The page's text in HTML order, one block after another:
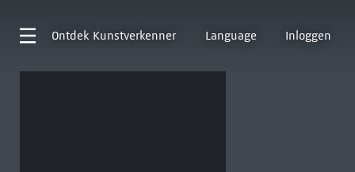
Ontdek Kunstverkenner Language Inloggen